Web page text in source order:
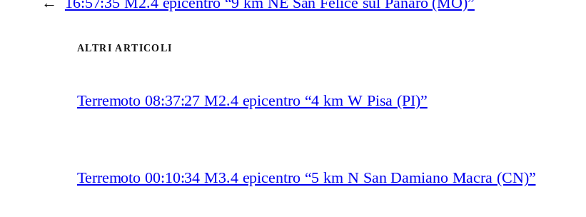
ALTRI ARTICOLI
Terremoto 08:37:27 M2.4 epicentro “4 km W Pisa (PI)”
Terremoto 00:10:34 M3.4 epicentro “5 km N San Damiano Macra (CN)”